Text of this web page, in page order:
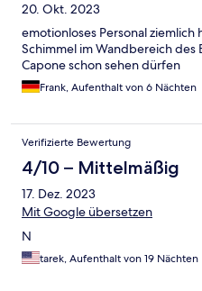
20. Okt. 2023
emotionloses Personal
Schimmel im Wandbereich des
Capone schon sehen dürfen
Frank, Aufenthalt von 6 Nächten
Verifizierte Bewertung
4/10 – Mittelmäßig
17. Dez. 2023
Mit Google übersetzen
N
tarek, Aufenthalt von 19 Nächten